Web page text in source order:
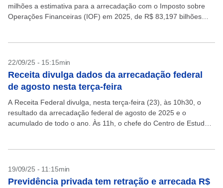
milhões a estimativa para a arrecadação com o Imposto sobre
Operações Financeiras (IOF) em 2025, de R$ 83,197 bilhões
22/09/25 - 15:15min
Receita divulga dados da arrecadação federal
de agosto nesta terça-feira
A Receita Federal divulga, nesta terça-feira (23), às 10h30, o
resultado da arrecadação federal de agosto de 2025 e o
acumulado de todo o ano. Às 11h, o chefe do Centro de Estudos
19/09/25 - 11:15min
Previdência privada tem retração e arrecada R$